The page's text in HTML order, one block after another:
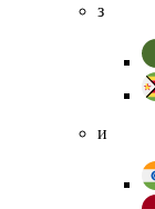
з
и